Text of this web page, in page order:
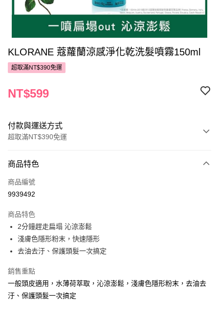
KLORANE 蔻蘿蘭涼感淨化乾洗髮噴霧150ml
超取滿NT$390免運
NT$599
付款與運送方式
超取滿NT$390免運
POYA支付
信用卡一次付款
LINE Pay
Apple Pay
悠遊付
Google Pay
商品特色
商品編號
9939492
商品特色
2分鐘趕走扁塌 沁涼澎鬆
淺膚色隱形粉末，快速隱形
去油去汙、保護頭髮一次搞定
銷售重點
一般頭皮適用，水薄荷萃取，沁涼澎鬆，淺膚色隱形粉末，去油去
汙、保護頭髮一次搞定